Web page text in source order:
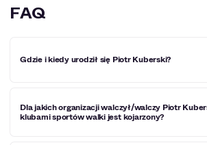
FAQ
Gdzie i kiedy urodził się Piotr Kuberski?
Piotr Kuberski to jeden z najbardziej
zawodników MMA w wadze średniej.
października 1988 roku w Obornikach.
Dla jakich organizacji walczył/walczy Piotr
klubami sportów walki jest kojarzony?